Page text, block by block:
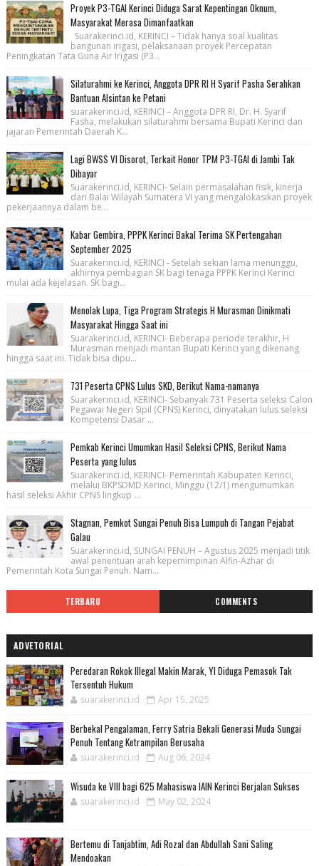
Proyek P3-TGAI Kerinci Diduga Sarat Kepentingan Oknum,
Masyarakat Merasa Dimanfaatkan
Suarakerinci.id, KERINCI – Tidak hanya soal kualitas
bangunan irigasi, pelaksanaan proyek Percepatan
Peningkatan Tata Guna Air Irigasi (P3...
Silaturahmi ke Kerinci, Anggota DPR RI H Syarif Pasha Serahkan
Bantuan Alsintan ke Petani
suarakerinci.id, KERINCI – Anggota DPR RI, Dr. H. Syarif
Fasha, melakukan silaturahmi bersama Bupati Kerinci dan
jajaran Pemerintah Daerah K...
Lagi BWSS VI Disorot, Terkait Honor TPM P3-TGAI di Jambi Tak
Dibayar
Suarakerinci.id, KERINCI- Selain permasalahan fisik, kinerja
dari Balai Wilayah Sumatera VI yang mengalokasikan proyek
pekerjaannya dalam be...
Kabar Gembira, PPPK Kerinci Bakal Terima SK Pertengahan
September 2025
Suarakerinci.id, KERINCI - Setelah sekian lama menunggu,
akhirnya pembagian SK bagi tenaga PPPK Kerinci Kerinci
mulai ada kejelasan. SK bagi...
Menolak Lupa, Tiga Program Strategis H Murasman Dinikmati
Masyarakat Hingga Saat ini
Suarakerinci.id, KERINCI- Beberapa periode terakhir, H
Murasman menjadi mantan Bupati Kerinci yang dikenang
hingga saat ini. Tidak bisa dipu...
731 Peserta CPNS Lulus SKD, Berikut Nama-namanya
Suarakerinci.id, KERINCI- Sebanyak 731 Peserta seleksi Calon
Pegawai Negeri Sipil (CPNS) Kerinci, dinyatakan lulus seleksi
Kompetensi Dasar ...
Pemkab Kerinci Umumkan Hasil Seleksi CPNS, Berikut Nama
Peserta yang lulus
Suarakerinci.id, KERINCI- Pemerintah Kabupaten Kerinci,
melalui BKPSDMD Kerinci, Minggu (12/1) mengumumkan
hasil seleksi Akhir CPNS lingkup ...
Stagnan, Pemkot Sungai Penuh Bisa Lumpuh di Tangan Pejabat
Galau
Suarakerinci.id, SUNGAI PENUH – Agustus 2025 menjadi titik
awal penentuan arah kepemimpinan Alfin-Azhar di
Pemerintah Kota Sungai Penuh. Nam...
TERBARU COMMENTS
ADVETORIAL
Peredaran Rokok Illegal Makin Marak, YI Diduga Pemasok Tak
Tersentuh Hukum
suarakerinci.id Apr 15, 2025
Berbekal Pengalaman, Ferry Satria Bekali Generasi Muda Sungai
Penuh Tentang Ketrampilan Berusaha
suarakerinci.id Aug 06, 2024
Wisuda ke VIII bagi 625 Mahasiswa IAIN Kerinci Berjalan Sukses
suarakerinci.id May 02, 2024
Bertemu di Tanjabtim, Adi Rozal dan Abdullah Sani Saling
Mendoakan